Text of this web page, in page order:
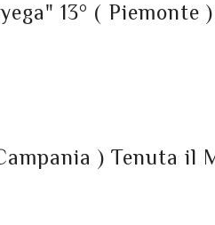
13° (
) Tenuta il